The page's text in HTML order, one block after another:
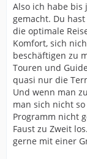
Also ich habe
gemacht. Du
die optimale
Komfort, sich
beschäftigen zu
Touren und
quasi nur die
Und wenn man
man sich nicht
Programm nicht
Faust zu Zweit
gerne mit einer